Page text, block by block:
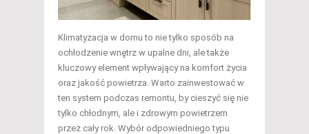
Klimatyzacja w domu to nie tylko sposób na
ochłodzenie wnętrz w upalne dni, ale także
kluczowy element wpływający na komfort życia
oraz jakość powietrza. Warto zainwestować w
ten system podczas remontu, by cieszyć się nie
tylko chłodnym, ale i zdrowym powietrzem
przez cały rok. Wybór odpowiedniego typu